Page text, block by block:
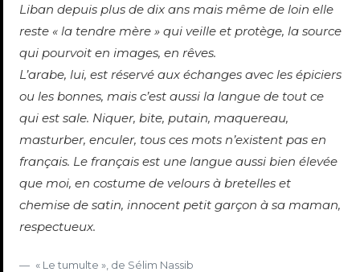
Liban depuis plus de dix ans mais même de loin elle
reste « la tendre mère » qui veille et protège, la source
qui pourvoit en images, en rêves.
L’arabe, lui, est réservé aux échanges avec les épiciers
ou les bonnes, mais c’est aussi la langue de tout ce
qui est sale. Niquer, bite, putain, maquereau,
masturber, enculer, tous ces mots n’existent pas en
français. Le français est une langue aussi bien élevée
que moi, en costume de velours à bretelles et
chemise de satin, innocent petit garçon à sa maman,
respectueux.
« Le tumulte », de Sélim Nassib